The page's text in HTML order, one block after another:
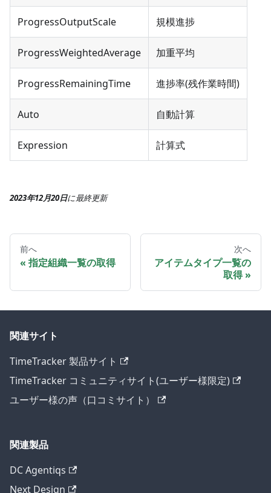
ProgressOutputScale 規模進捗
ProgressWeightedAverage 加重平均
ProgressRemainingTime 進捗率(残作業時間)
Auto 自動計算
Expression 計算式
2023年12月20日に最終更新
前へ
指定組織一覧の取得
次へ
アイテムタイプ一覧の
取得
関連サイト
TimeTracker 製品サイト
TimeTracker コミュニティサイト(ユーザー様限定)
ユーザー様の声（口コミサイト）
関連製品
DC Agentiqs
Next Design